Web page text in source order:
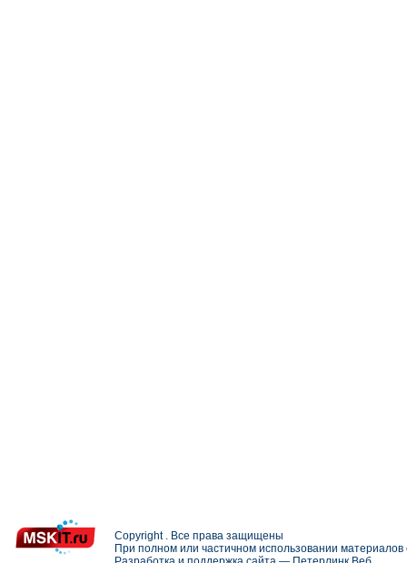
Copyright . Все права защищены
При полном или частичном использовании